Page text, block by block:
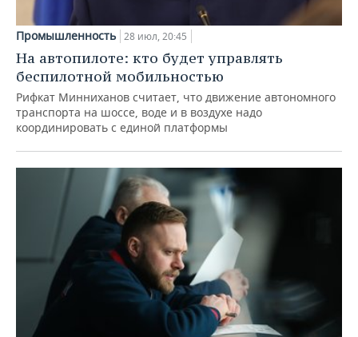
Промышленность 28 июл, 20:45
На автопилоте: кто будет управлять
беспилотной мобильностью
Рифкат Минниханов считает, что движение автономного
транспорта на шоссе, воде и в воздухе надо
координировать с единой платформы